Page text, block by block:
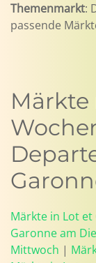
Themenmarkt:
passende
Märkte
Märkte in Lot
Garonne am
Mittwoch |